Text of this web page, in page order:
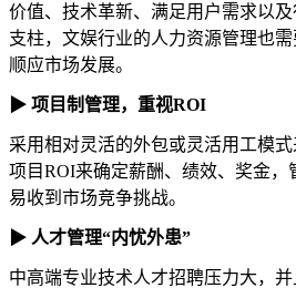
价值、技术革新、满足用户需求以
支柱，文娱行业的人力资源管理也需
顺应市场发展。
▶ 项目制管理，重视ROI
采用相对灵活的外包或灵活用工模
项目ROI来确定薪酬、绩效、奖金，
易收到市场竞争挑战。
▶ 人才管理“内忧外患”
中高端专业技术人才招聘压力大，